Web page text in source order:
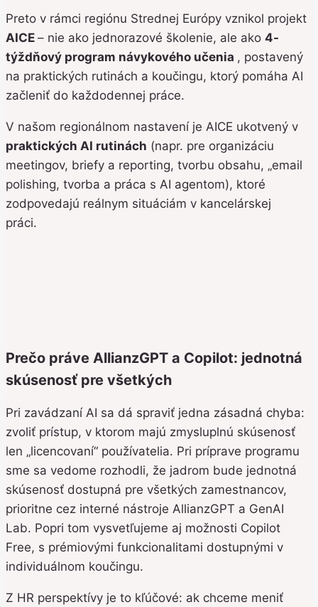
Preto v rámci regiónu Strednej Európy vznikol projekt
AICE – nie ako jednorazové školenie, ale ako 4-
týždňový program návykového učenia , postavený
na praktických rutinách a koučingu, ktorý pomáha AI
začleniť do každodennej práce.
V našom regionálnom nastavení je AICE ukotvený v
praktických AI rutinách (napr. pre organizáciu
meetingov, briefy a reporting, tvorbu obsahu, „email
polishing, tvorba a práca s AI agentom), ktoré
zodpovedajú reálnym situáciám v kancelárskej
práci.
Prečo práve AllianzGPT a Copilot: jednotná
skúsenosť pre všetkých
Pri zavádzaní AI sa dá spraviť jedna zásadná chyba:
zvoliť prístup, v ktorom majú zmysluplnú skúsenosť
len „licencovaní“ používatelia. Pri príprave programu
sme sa vedome rozhodli, že jadrom bude jednotná
skúsenosť dostupná pre všetkých zamestnancov,
prioritne cez interné nástroje AllianzGPT a GenAI
Lab. Popri tom vysvetľujeme aj možnosti Copilot
Free, s prémiovými funkcionalitami dostupnými v
individuálnom koučingu.
Z HR perspektívy je to kľúčové: ak chceme meniť